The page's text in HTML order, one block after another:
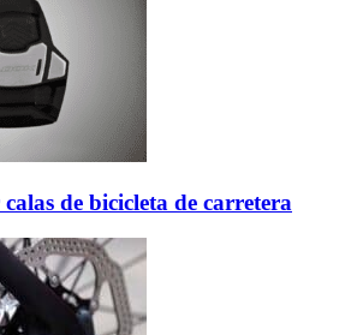
de bicicleta de carretera